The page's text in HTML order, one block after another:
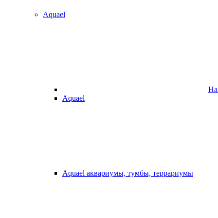
Aquael
Aquael
Aquael аквариумы, тумбы, террариумы